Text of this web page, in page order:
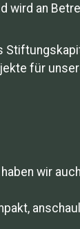
wird an
für
wir